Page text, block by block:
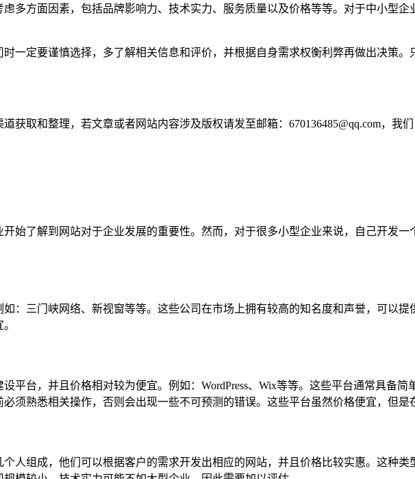
多方面因素，包括品牌影响力、技术实力、服务质量以及价格等等。对于中小型
一定要谨慎选择，多了解相关信息和评价，并根据自身需求权衡利弊再做出决策
获取和整理，若文章或者网站内容涉及版权请发至邮箱：670136485@qq.com，我
始了解到网站对于企业发展的重要性。然而，对于很多小型企业来说，自己开发
：三门峡网络、新视窗等等。这些公司在市场上拥有较高的知名度和声誉，可以
平台，并且价格相对较为便宜。例如：WordPress、Wix等等。这些平台通常具备
须熟悉相关操作，否则会出现一些不可预测的错误。这些平台虽然价格便宜，但
人组成，他们可以根据客户的需求开发出相应的网站，并且价格比较实惠。这种